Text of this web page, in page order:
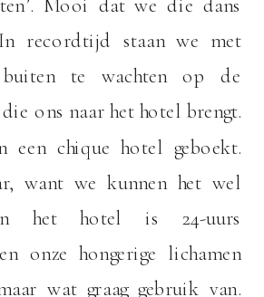
Mooi dat we die dans
recordtijd staan we met
buiten te wachten op de
ons naar het hotel brengt.
een chique hotel geboekt.
want we kunnen het wel
het hotel is 24-uurs
onze hongerige lichamen
wat graag gebruik van.